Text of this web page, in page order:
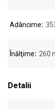
Adâncime
Înălţime 260
Detalii